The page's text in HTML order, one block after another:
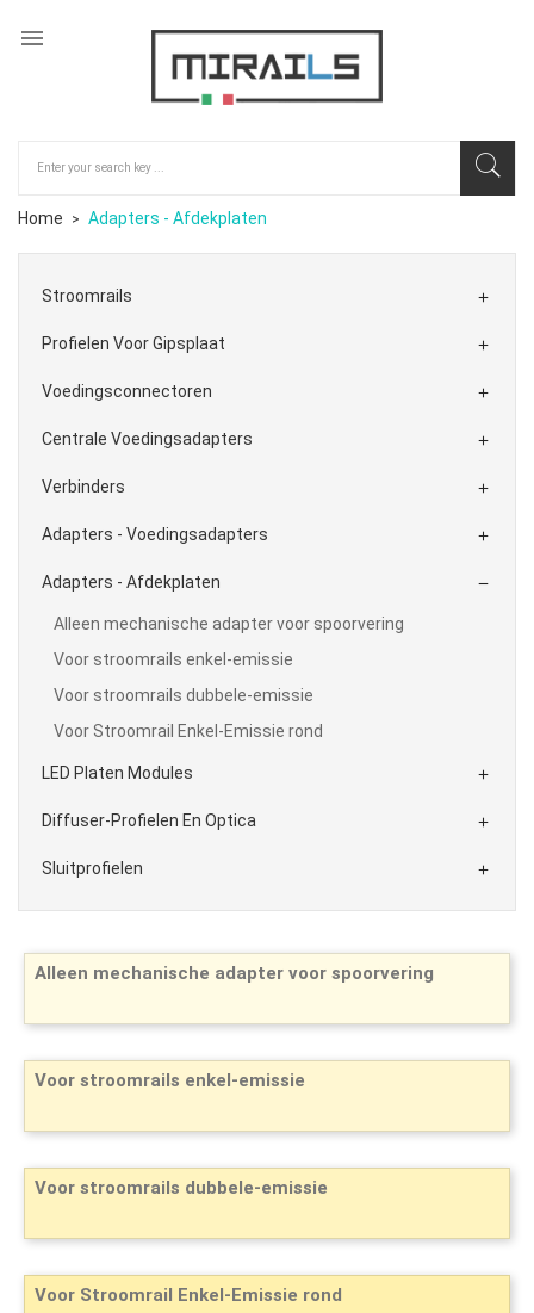

Home Adapters - Afdekplaten
Stroomrails 
Profielen Voor Gipsplaat 
Voedingsconnectoren 
Centrale Voedingsadapters 
Verbinders 
Adapters - Voedingsadapters 
Adapters - Afdekplaten 
Alleen mechanische adapter voor spoorvering
Voor stroomrails enkel-emissie
Voor stroomrails dubbele-emissie
Voor Stroomrail Enkel-Emissie rond
LED Platen Modules 
Diffuser-Profielen En Optica 
Sluitprofielen 
Alleen mechanische adapter voor spoorvering
Voor stroomrails enkel-emissie
Voor stroomrails dubbele-emissie
Voor Stroomrail Enkel-Emissie rond